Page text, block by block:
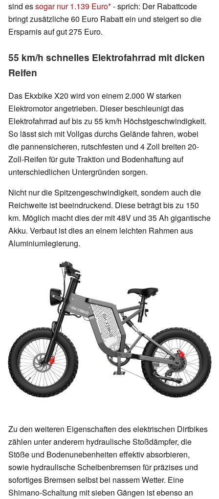
sind essogar nur 1.139 Euro - sprich: Der Rabattcode
bringt zusätzliche 60 Euro Rabatt ein und steigert so die
Ersparnis auf gut 275 Euro.
55 km/h schnelles Elektrofahrrad mit dicken
Reifen
Das Ekxbike X20 wird von einem 2.000 W starken
Elektromotor angetrieben. Dieser beschleunigt das
Elektrofahrrad auf bis zu 55 km/h Höchstgeschwindigkeit.
So lässt sich mit Vollgas durchs Gelände fahren, wobei
die pannensicheren, rutschfesten und 4 Zoll breiten 20-
Zoll-Reifen für gute Traktion und Bodenhaftung auf
unterschiedlichen Untergründen sorgen.
Nicht nur die Spitzengeschwindigkeit, sondern auch die
Reichweite ist beeindruckend. Diese beträgt bis zu 150
km. Möglich macht dies der mit 48V und 35 Ah gigantische
Akku. Verbaut ist dies an einem leichten Rahmen aus
Aluminiumlegierung.
Zu den weiteren Eigenschaften des elektrischen Dirtbikes
zählen unter anderem hydraulische Stoßdämpfer, die
Stöße und Bodenunebenheiten effektiv absorbieren,
sowie hydraulische Scheibenbremsen für präzises und
sofortiges Bremsen selbst bei nassem Wetter. Eine
Shimano-Schaltung mit sieben Gängen ist ebenso an